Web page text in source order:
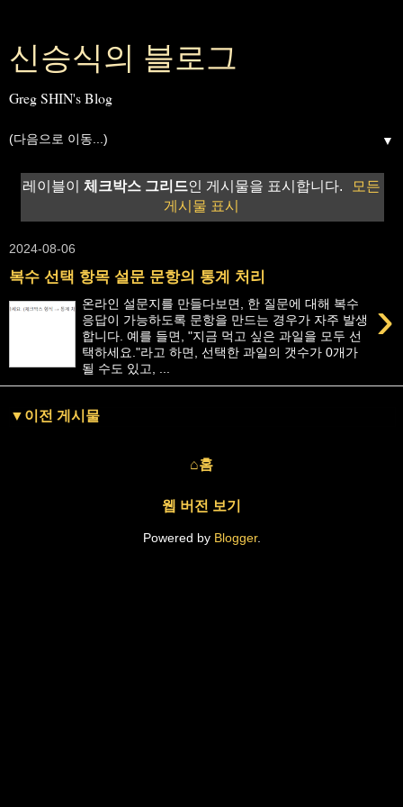
신승식의 블로그
Greg SHIN's Blog
▼
레이블이 체크박스 그리드인 게시물을 표시합니다.
모든
게시물 표시
2024-08-06
복수 선택 항목 설문 문항의 통계 처리
›
온라인 설문지를 만들다보면, 한 질문에 대해 복수
응답이 가능하도록 문항을 만드는 경우가 자주 발생
합니다. 예를 들면, "지금 먹고 싶은 과일을 모두 선
택하세요."라고 하면, 선택한 과일의 갯수가 0개가
될 수도 있고, ...
▼이전 게시물
⌂홈
웹 버전 보기
Powered by Blogger.